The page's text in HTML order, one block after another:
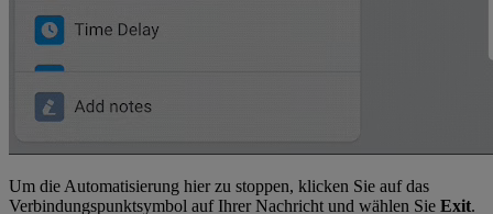
Um die Automatisierung hier zu stoppen, klicken Sie auf das
Verbindungspunktsymbol auf Ihrer Nachricht und wählen Sie Exit.